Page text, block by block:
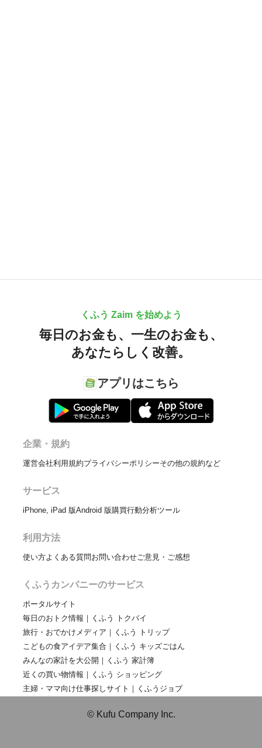
くふう Zaim を始めよう
毎日のお金も、 一生のお金も、
あなたらしく改善。
アプリはこちら
企業・規約
運営会社利用規約プライバシーポリシーその他の規約など
サービス
iPhone, iPad 版Android 版購買行動分析ツール
利用方法
使い方よくある質問お問い合わせ ご意見・ご感想
くふうカンパニーのサービス
ポータルサイト
毎日のおトク情報｜くふう トクバイ
旅行・おでかけメディア｜くふう トリップ
こどもの食アイデア集合｜くふう キッズごはん
みんなの家計を大公開｜くふう 家計簿
近くの買い物情報｜くふう ショッピング
主婦・ママ向け仕事探しサイト｜くふうジョブ
© Kufu Company Inc.